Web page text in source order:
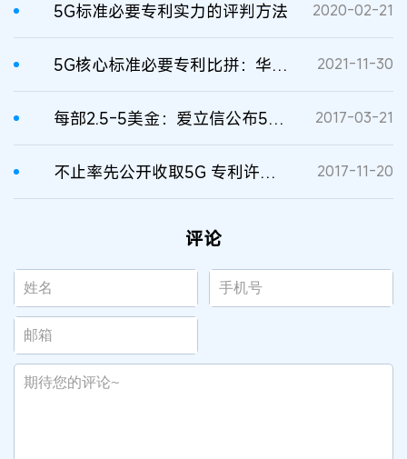
5G标准必要专利实力的评判方法 2020-02-21
5G核心标准必要专利比拼：华为又赢了 2021-11-30
每部2.5-5美金：爱立信公布5G专利许可费 2017-03-21
不止率先公开收取5G 专利许可费，爱立信又率先进行5G 专利申请 2017-11-20
评论